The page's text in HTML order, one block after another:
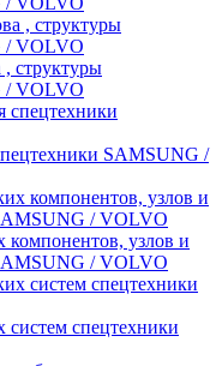
, структуры
/ VOLVO
SAMSUNG /
компонентов, узлов и
/ VOLVO
систем спецтехники